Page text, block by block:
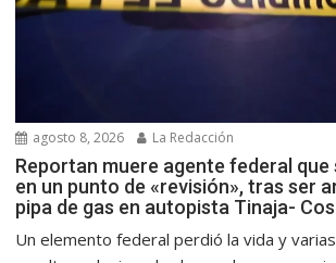
agosto 8, 2026 La Redacción
Reportan muere agente federal
en un punto de «revisión», tras ser
pipa de gas en autopista Tinaja-
Un elemento federal perdió la vida y